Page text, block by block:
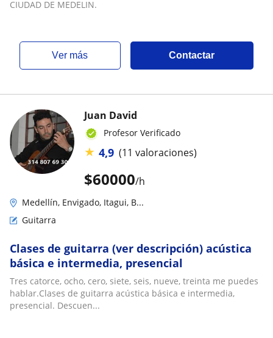
CIUDAD DE MEDELIN.
ver más Contactar
$60000/h
Juan David
Profesor Verificado
★ 4,9 (11 valoraciones)
Medellín, Envigado, Itagui, B...
Guitarra
Clases de guitarra (ver descripción) acústica
básica e intermedia, presencial
Tres catorce, ocho, cero, siete, seis, nueve, treinta me puedes
hablar.Clases de guitarra acústica básica e intermedia,
presencial. Descuen...